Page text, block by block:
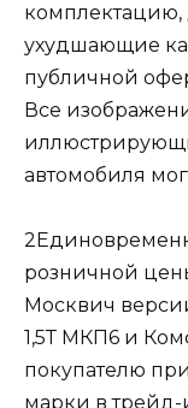
комплектацию,
ухудшающие
публичной
Все
автомобиля
розничной
Москвич
1,5Т МКП6 и
покупателю
марки в